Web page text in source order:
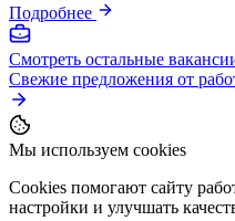
Подробнее
Смотреть остальные
Свежие предложения от
Мы используем cookies
Cookies помогают сайту
настройки и улучшать